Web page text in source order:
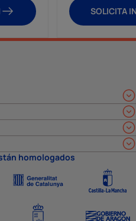
SOLICITA
homologados